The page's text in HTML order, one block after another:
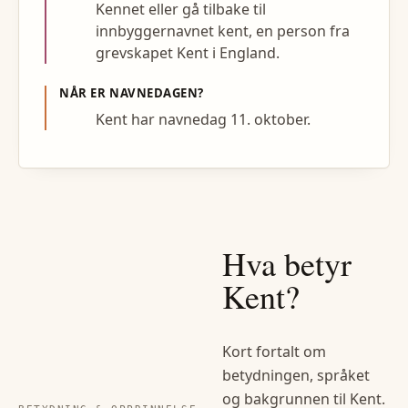
Kennet eller gå tilbake til
innbyggernavnet kent, en person fra
grevskapet Kent i England.
NÅR ER NAVNEDAGEN?
Kent har navnedag 11. oktober.
Hva betyr
Kent?
Kort fortalt om
betydningen, språket
og bakgrunnen til Kent.